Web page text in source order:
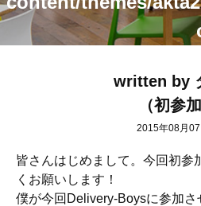
written by
（初参加
2015年08月07
皆さんはじめまして。今回初参
くお願いします！
僕が今回Delivery-Boysに参加